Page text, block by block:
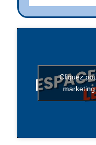
Cliquez